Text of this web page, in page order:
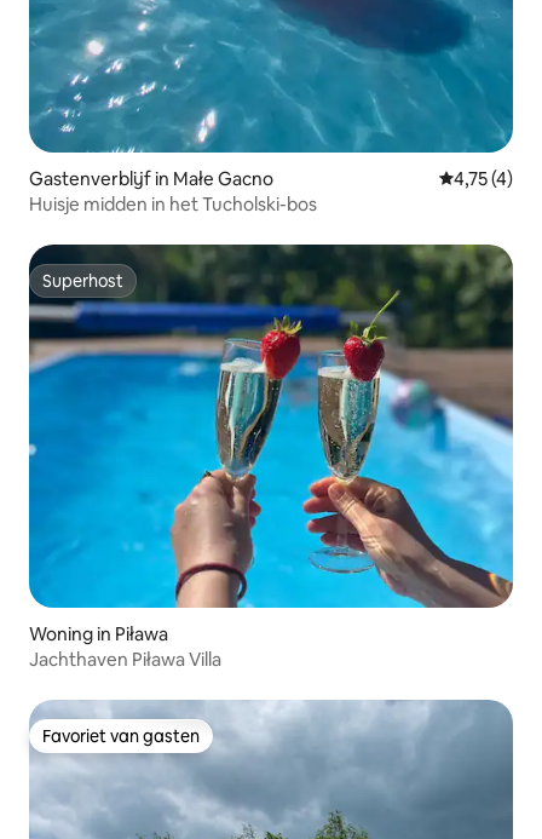
Gastenverblijf in Małe Gacno
4,75 (4)
Huisje midden in het Tucholski-bos
Superhost
Superhost
Woning in Piława
Jachthaven Piława Villa
Favoriet van gasten
Favoriet van gasten